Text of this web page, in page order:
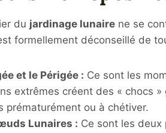
du jardinage lunaire ne se
formellement déconseillé de
et le Périgée : Ce sont les
extrêmes créent des « chocs
prématurément ou à chétiver.
Lunaires : Ce sont les deux